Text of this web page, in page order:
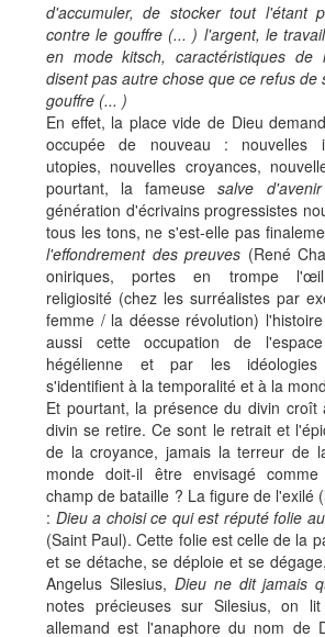
d'accumuler, de stocker tout l'étant
contre le gouffre (... ) l'argent, le
en mode kitsch, caractéristiques de
disent pas autre chose que ce refus de
gouffre (... )
En effet, la place vide de Dieu
occupée de nouveau : nouvelles
utopies, nouvelles croyances,
pourtant, la fameusesalve d'avenir
génération d'écrivains progressistes
tous les tons, ne s'est-elle pas
l'effondrement des preuves (René
oniriques, portes en trompe l'œil,
religiosité (chez les surréalistes par
femme / la déesse révolution)
aussi cette occupation de
hégélienne et par les idéologies
s'identifient à la temporalité et à la
Et pourtant, la présence du divin
divin se retire. Ce sont le retrait et
de la croyance, jamais la terreur de
monde doit-il être envisagé
champ de bataille ? La figure de l'exilé
: Dieu a choisi ce qui est réputé folie
(Saint Paul). Cette folie est celle de la
et se détache, se déploie et se
Angelus Silesius, Dieu ne dit jamais
notes précieuses sur Silesius, on
allemand est l'anaphore du nom de